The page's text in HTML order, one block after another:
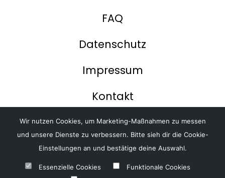
FAQ
Datenschutz
Impressum
Kontakt
Magazin
AGB
Unternehmen eintragen
Wir nutzen Cookies, um Marketing-Maßnahmen zu messen
und unsere Dienste zu verbessern. Bitte sieh dir die Cookie-
Einstellungen an und bestätige deine Auswahl.
Essenzielle Cookies
Funktionale Cookies